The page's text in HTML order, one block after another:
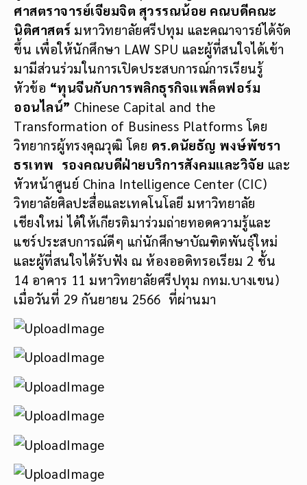
ศาสตราจารย์เจียมจิต สุวรรณน้อย คณบดีคณะ
นิติศาสตร์ มหาวิทยาลัยศรีปทุม และคณาจารย์ได้จัด
ขึ้น เพื่อให้นักศึกษา LAW SPU และผู้ที่สนใจได้เข้า
มามีส่วนร่วมในการเปิดประสบการณ์การเรียนรู้
หัวข้อ “ทุนจีนกับการพลิกธุรกิจแพล็ตฟอร์ม
ออนไลน์” Chinese Capital and the
Transformation of Business Platforms โดย
วิทยากรผู้ทรงคุณวุฒิ โดย ดร.ดนัยธัญ พงษ์พัชรา
ธรเทพ รองคณบดีฝ่ายบริการสังคมและวิจัย และ
หัวหน้าศูนย์ China Intelligence Center (CIC)
วิทยาลัยศิลปะสื่อและเทคโนโลยี มหาวิทยาลัย
เชียงใหม่ ได้ให้เกียรติมาร่วมถ่ายทอดความรู้และ
แชร์ประสบการณ์ดีๆ แก่นักศึกษาบัณฑิตพันธุ์ใหม่
และผู้ที่สนใจได้รับฟัง ณ ห้องออดิทรอเรียม 2 ชั้น
14 อาคาร 11 มหาวิทยาลัยศรีปทุม กทม.บางเขน)
เมื่อวันที่ 29 กันยายน 2566 ที่ผ่านมา